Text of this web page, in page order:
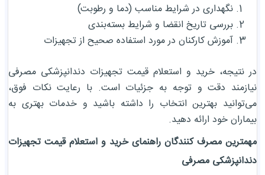
نگهداری در شرایط مناسب (دما و رطوبت)
بررسی تاریخ انقضا و شرایط بسته‌بندی
آموزش کارکنان در مورد استفاده صحیح از تجهیزات
در نتیجه، خرید و استعلام قیمت تجهیزات دندانپزشکی مصرفی
نیازمند دقت و توجه به جزئیات است. با رعایت نکات فوق،
می‌توانید بهترین انتخاب را داشته باشید و خدمات بهتری به
بیماران خود ارائه دهید.
مهمترین مصرف کنندگان راهنمای خرید و استعلام قیمت تجهیزات
دندانپزشکی مصرفی